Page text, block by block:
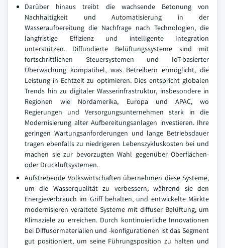
Darüber hinaus treibt die wachsende Betonung von
Nachhaltigkeit und Automatisierung in der
Wasseraufbereitung die Nachfrage nach Technologien, die
langfristige Effizienz und intelligente Integration
unterstützen. Diffundierte Belüftungssysteme sind mit
fortschrittlichen Steuersystemen und IoT-basierter
Überwachung kompatibel, was Betreibern ermöglicht, die
Leistung in Echtzeit zu optimieren. Dies entspricht globalen
Trends hin zu digitaler Wasserinfrastruktur, insbesondere in
Regionen wie Nordamerika, Europa und APAC, wo
Regierungen und Versorgungsunternehmen stark in die
Modernisierung alter Aufbereitungsanlagen investieren. Ihre
geringen Wartungsanforderungen und lange Betriebsdauer
tragen ebenfalls zu niedrigeren Lebenszykluskosten bei und
machen sie zur bevorzugten Wahl gegenüber Oberflächen-
oder Druckluftsystemen.
Aufstrebende Volkswirtschaften übernehmen diese Systeme,
um die Wasserqualität zu verbessern, während sie den
Energieverbrauch im Griff behalten, und entwickelte Märkte
modernisieren veraltete Systeme mit diffuser Belüftung, um
Klimaziele zu erreichen. Durch kontinuierliche Innovationen
bei Diffusormaterialien und -konfigurationen ist das Segment
gut positioniert, um seine Führungsposition zu halten und